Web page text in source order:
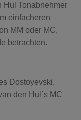
Hul Tonabnehmer
einfacheren
MM oder MC,
betrachten.
Dostoyevski,
den Hul`s MC